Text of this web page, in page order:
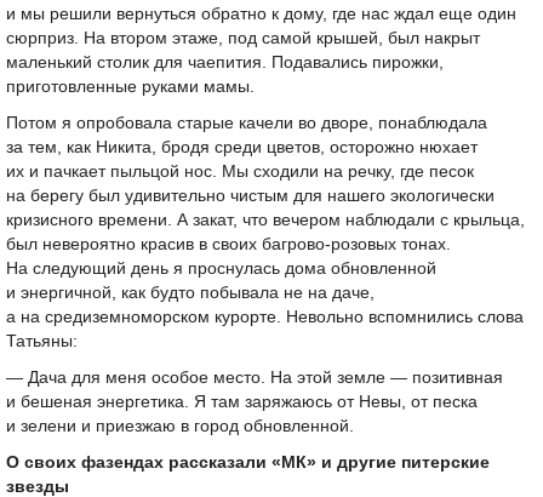
и мы решили вернуться обратно к дому, где нас ждал еще один
сюрприз. На втором этаже, под самой крышей, был накрыт
маленький столик для чаепития. Подавались пирожки,
приготовленные руками мамы.
Потом я опробовала старые качели во дворе, понаблюдала
за тем, как Никита, бродя среди цветов, осторожно нюхает
их и пачкает пыльцой нос. Мы сходили на речку, где песок
на берегу был удивительно чистым для нашего экологически
кризисного времени. А закат, что вечером наблюдали с крыльца,
был невероятно красив в своих багрово-розовых тонах.
На следующий день я проснулась дома обновленной
и энергичной, как будто побывала не на даче,
а на средиземноморском курорте. Невольно вспомнились слова
Татьяны:
— Дача для меня особое место. На этой земле — позитивная
и бешеная энергетика. Я там заряжаюсь от Невы, от песка
и зелени и приезжаю в город обновленной.
О своих фазендах рассказали «МК» и другие питерские
звезды